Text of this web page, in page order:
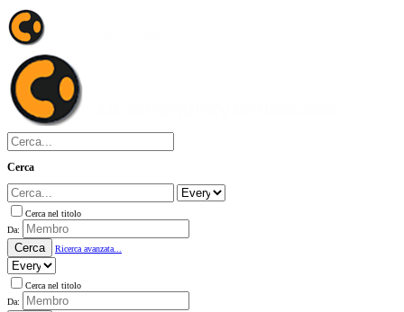
Cerca
Cerca nel titolo
Da:
Cerca Ricerca avanzata...
Cerca nel titolo
Da: